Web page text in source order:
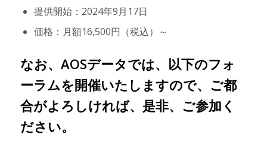
提供開始：2024年9月17日
価格：月額16,500円（税込）～
なお、AOSデータでは、以下のフォ
ーラムを開催いたしますので、ご都
合がよろしければ、是非、ご参加く
ださい。